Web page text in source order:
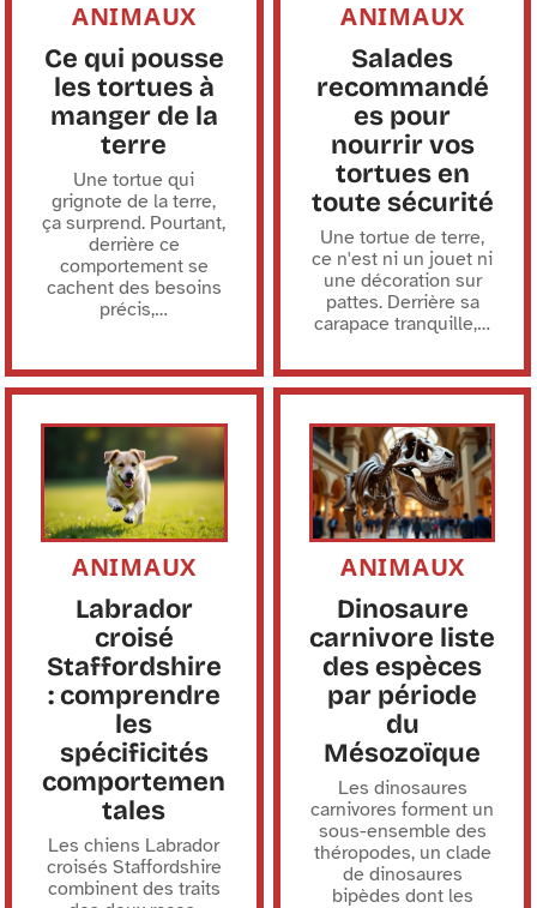
ANIMAUX
Ce qui pousse
les tortues à
manger de la
terre
Une tortue qui
grignote de la terre,
ça surprend. Pourtant,
derrière ce
comportement se
cachent des besoins
précis,…
ANIMAUX
Salades
recommandé
es pour
nourrir vos
tortues en
toute sécurité
Une tortue de terre,
ce n'est ni un jouet ni
une décoration sur
pattes. Derrière sa
carapace tranquille,…
ANIMAUX
Labrador
croisé
Staffordshire
: comprendre
les
spécificités
comportemen
tales
Les chiens Labrador
croisés Staffordshire
combinent des traits
ANIMAUX
Dinosaure
carnivore liste
des espèces
par période
du
Mésozoïque
Les dinosaures
carnivores forment un
sous-ensemble des
théropodes, un clade
de dinosaures
bipèdes dont les